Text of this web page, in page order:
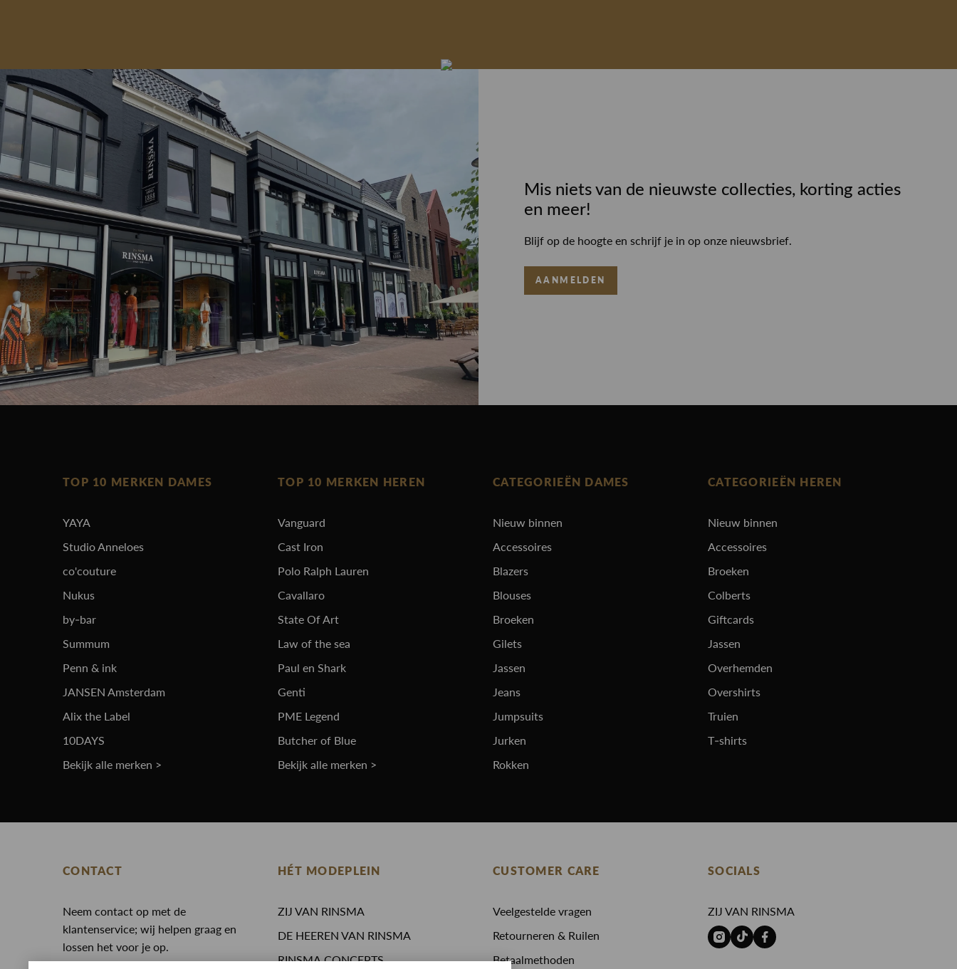
Mis niets van de nieuwste collecties, korting acties
en meer!
Blijf op de hoogte en schrijf je in op onze nieuwsbrief.
AANMELDEN
TOP 10 MERKEN DAMES
YAYA
Studio Anneloes
co'couture
Nukus
by-bar
Summum
Penn & ink
JANSEN Amsterdam
Alix the Label
10DAYS
Bekijk alle merken >
TOP 10 MERKEN HEREN
Vanguard
Cast Iron
Polo Ralph Lauren
Cavallaro
State Of Art
Law of the sea
Paul en Shark
Genti
PME Legend
Butcher of Blue
Bekijk alle merken >
CATEGORIEËN DAMES
Nieuw binnen
Accessoires
Blazers
Blouses
Broeken
Gilets
Jassen
Jeans
Jumpsuits
Jurken
Rokken
CATEGORIEËN HEREN
Nieuw binnen
Accessoires
Broeken
Colberts
Giftcards
Jassen
Overhemden
Overshirts
Truien
T-shirts
CONTACT
Neem contact op met de
klantenservice; wij helpen graag en
lossen het voor je op.
HÉT MODEPLEIN
ZIJ VAN RINSMA
DE HEEREN VAN RINSMA
RINSMA.CONCEPTS
CUSTOMER CARE
Veelgestelde vragen
Retourneren & Ruilen
Betaalmethoden
SOCIALS
ZIJ VAN RINSMA